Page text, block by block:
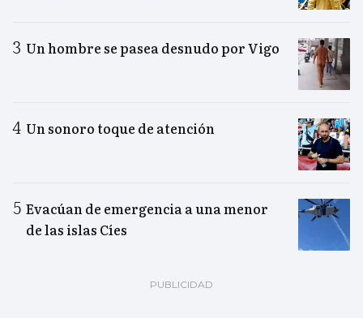
Un hombre se pasea desnudo por Vigo
Un sonoro toque de atención
Evacúan de emergencia a una menor
de las islas Cíes